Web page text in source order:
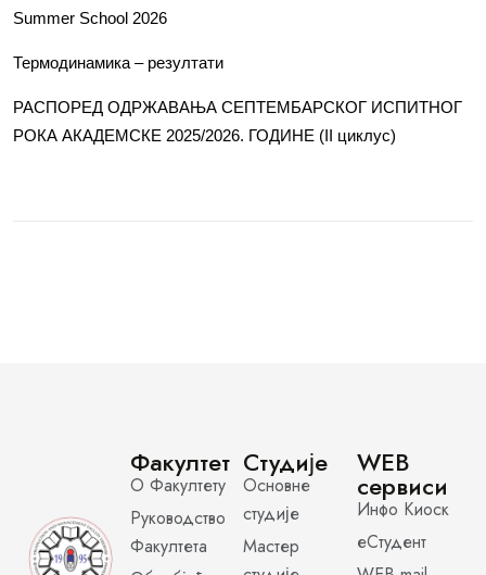
Summer School 2026
Термодинамика – резултати
РАСПОРЕД ОДРЖАВАЊА СЕПТЕМБАРСКОГ ИСПИТНОГ
РОКА АКАДЕМСКЕ 2025/2026. ГОДИНЕ (II циклус)
Факултет
О Факултету
Руководство
Факултета
Студије
Основне
студије
Мастер
WEB
сервиси
Инфо Киоск
еСтудент